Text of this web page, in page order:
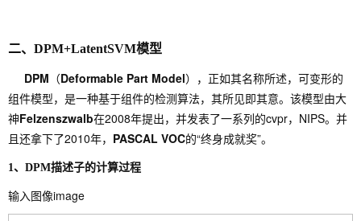
二、DPM+LatentSVM模型
DPM （Deformable Part Model），正如其名称所述，可变形的
组件模型，是一种基于组件的检测算法，其所见即其意。该模型由大
神Felzenszwalb在2008年提出，并发表了一系列的cvpr，NIPS。并
且还拿下了2010年， PASCAL VOC的“终身成就奖”。
1、DPM描述子的计算过程
输入图像image